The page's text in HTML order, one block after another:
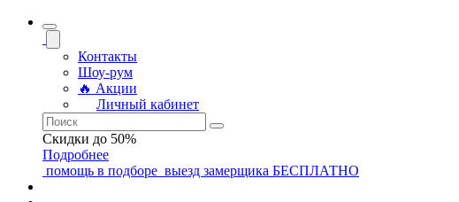
Контакты
Шоу-рум
🔥 Акции
Личный кабинет
Скидки до 50%
Подробнее
помощь в подборе выезд замерщика БЕСПЛАТНО